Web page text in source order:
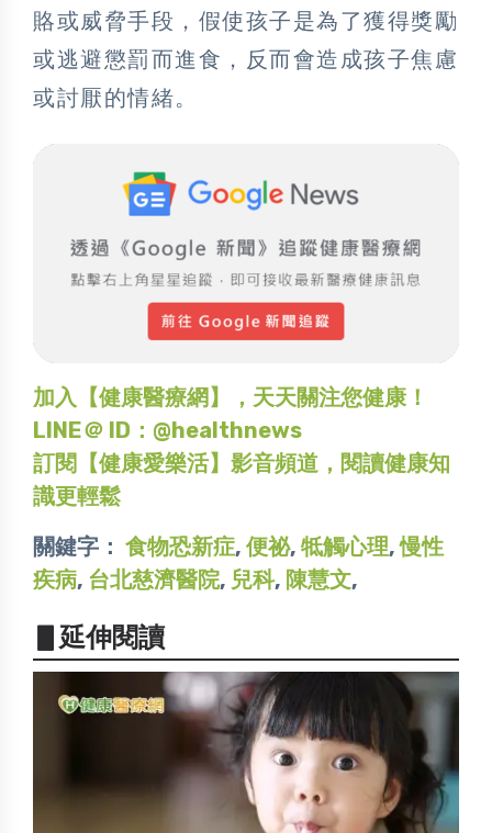
賂或威脅手段，假使孩子是為了獲得獎勵
或逃避懲罰而進食，反而會造成孩子焦慮
或討厭的情緒。
加入【健康醫療網】，天天關注您健康！
LINE＠ ID：@healthnews
訂閱【健康愛樂活】影音頻道，閱讀健康知
識更輕鬆
關鍵字： 食物恐新症, 便祕, 牴觸心理,慢性
疾病, 台北慈濟醫院, 兒科, 陳慧文,
▋延伸閱讀